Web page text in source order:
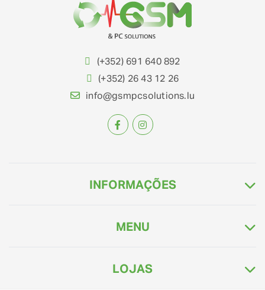
(+352) 691 640 892
(+352) 26 43 12 26
info@gsmpcsolutions.lu
INFORMAÇÕES
MENU
LOJAS